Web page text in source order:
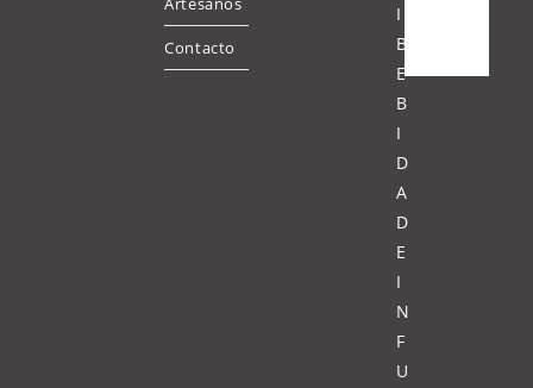
Contacto
I
B
E
B
I
D
A
D
E
I
N
F
U